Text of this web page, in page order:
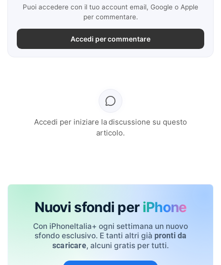
Puoi accedere con il tuo account email, Google o Apple
per commentare.
Accedi per commentare
Accedi per iniziare la discussione su questo
articolo.
Nuovi sfondi per iPhone
Con iPhoneItalia+ ogni settimana un nuovo
sfondo esclusivo. E tanti altri già pronti da
scaricare, alcuni gratis per tutti.